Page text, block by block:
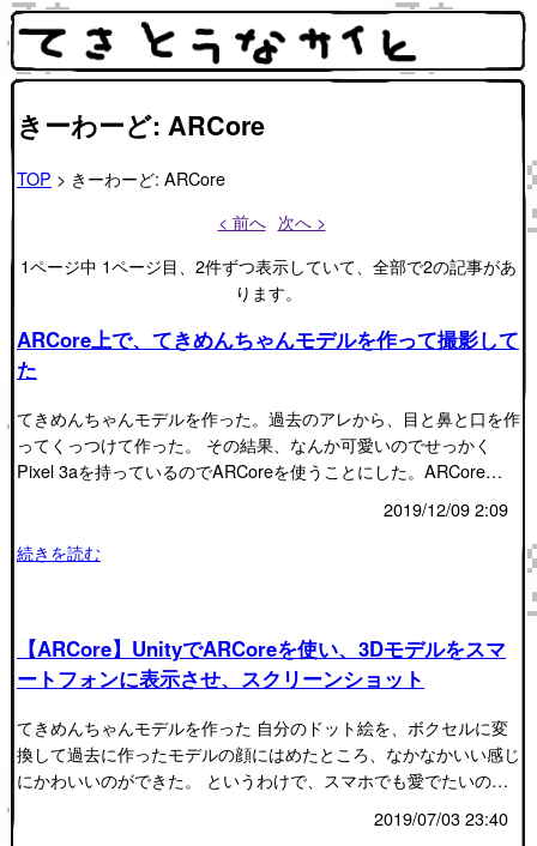
きーわーど: ARCore
TOP > きーわーど: ARCore
< 前へ 次へ >
1ページ中 1ページ目、2件ずつ表示していて、全部で2の記事があ
ります。
ARCore上で、てきめんちゃんモデルを作って撮影して
た
てきめんちゃんモデルを作った。過去のアレから、目と鼻と口を作
ってくっつけて作った。 その結果、なんか可愛いのでせっかく
Pixel 3aを持っているのでARCoreを使うことにした。ARCore…
2019/12/09 2:09
続きを読む
【ARCore】UnityでARCoreを使い、3Dモデルをスマ
ートフォンに表示させ、スクリーンショット
てきめんちゃんモデルを作った 自分のドット絵を、ボクセルに変
換して過去に作ったモデルの顔にはめたところ、なかなかいい感じ
にかわいいのができた。 というわけで、スマホでも愛でたいの…
2019/07/03 23:40